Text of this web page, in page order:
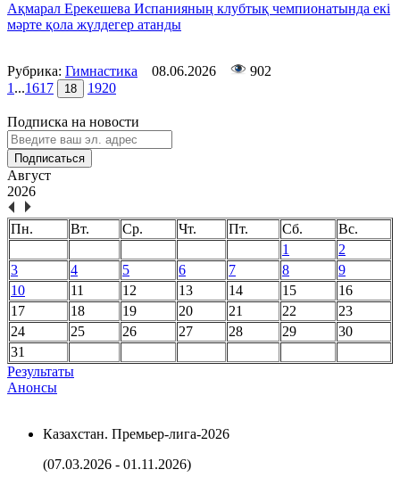
Ақмарал Ерекешева Испанияның клубтық чемпионатында екі
мәрте қола жүлдегер атанды
Рубрика: Гимнастика 08.06.2026
902
1...1617 18 1920
Подписка на новости
Подписаться
Август
2026
Пн. Вт. Ср. Чт. Пт. Сб.
Вс.
1
2
3
4 5 6 7 8
9
10
11 12 13 14 15
16
17
18 19 20 21 22
23
24
25 26 27 28 29
30
31
Результаты
Анонсы
Казахстан. Премьер-лига-2026
(07.03.2026 - 01.11.2026)